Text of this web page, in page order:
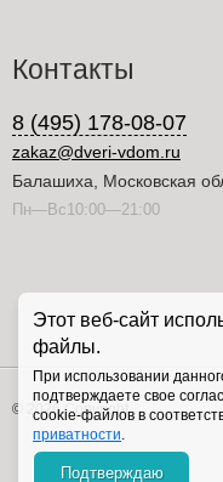
Контакты
8 (495) 178-08-07
zakaz@dveri-vdom.ru
Балашиха, Московская
Пн—Вс10:00—21:00
Этот веб-сайт
файлы.
При использовании
подтверждаете свое
cookie-файлов в
приватности.
Подтверждаю
© 2026 Copyright